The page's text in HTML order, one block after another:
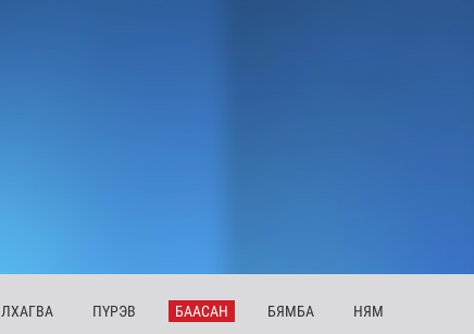
ЛХАГВА ПҮРЭВ БААСАН БЯМБА НЯМ